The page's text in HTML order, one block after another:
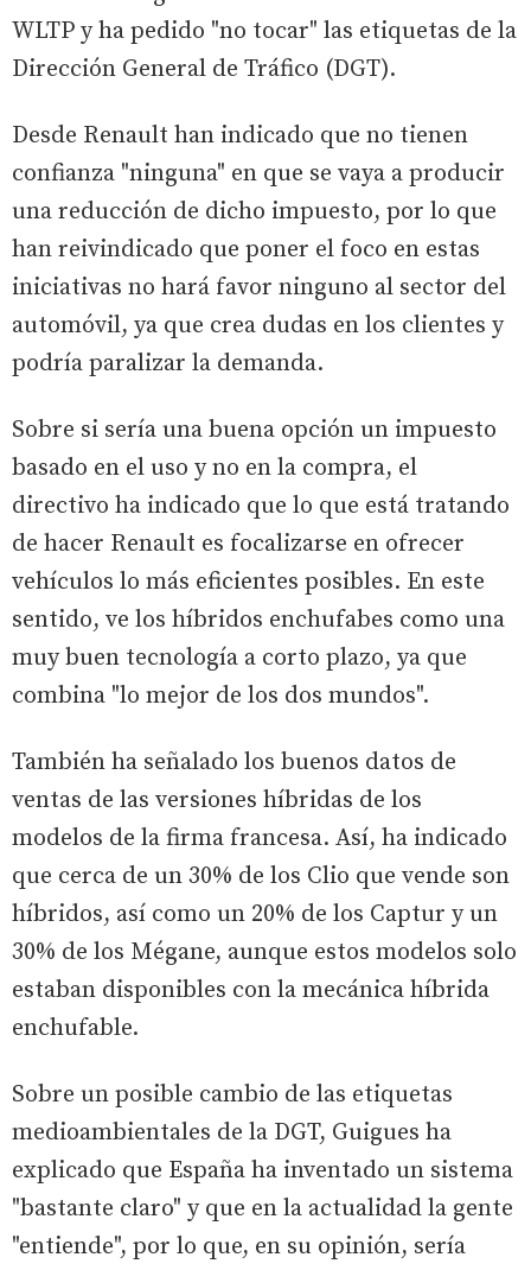
WLTP y ha pedido "no tocar" las etiquetas de la
Dirección General de Tráfico (DGT).
Desde Renault han indicado que no tienen
confianza "ninguna" en que se vaya a producir
una reducción de dicho impuesto, por lo que
han reivindicado que poner el foco en estas
iniciativas no hará favor ninguno al sector del
automóvil, ya que crea dudas en los clientes y
podría paralizar la demanda.
Sobre si sería una buena opción un impuesto
basado en el uso y no en la compra, el
directivo ha indicado que lo que está tratando
de hacer Renault es focalizarse en ofrecer
vehículos lo más eficientes posibles. En este
sentido, ve los híbridos enchufabes como una
muy buen tecnología a corto plazo, ya que
combina "lo mejor de los dos mundos".
También ha señalado los buenos datos de
ventas de las versiones híbridas de los
modelos de la firma francesa. Así, ha indicado
que cerca de un 30% de los Clio que vende son
híbridos, así como un 20% de los Captur y un
30% de los Mégane, aunque estos modelos solo
estaban disponibles con la mecánica híbrida
enchufable.
Sobre un posible cambio de las etiquetas
medioambientales de la DGT, Guigues ha
explicado que España ha inventado un sistema
"bastante claro" y que en la actualidad la gente
"entiende", por lo que, en su opinión, sería